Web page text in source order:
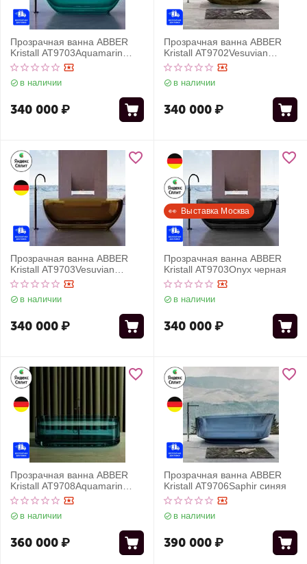
Прозрачная ванна ABBER
Kristall AT9703Aquamarin
бирюзовая
в наличии
340 000₽
Прозрачная ванна ABBER
Kristall AT9702Vesuvian
оливковая
в наличии
340 000₽
Прозрачная ванна ABBER
Kristall AT9703Vesuvian
оливковая
в наличии
340 000₽
👀  Выставка Москва
Прозрачная ванна ABBER
Kristall AT9703Onyx черная
в наличии
340 000₽
Прозрачная ванна ABBER
Kristall AT9708Aquamarin
бирюзовая
в наличии
360 000₽
Прозрачная ванна ABBER
Kristall AT9706Saphir синяя
в наличии
390 000₽